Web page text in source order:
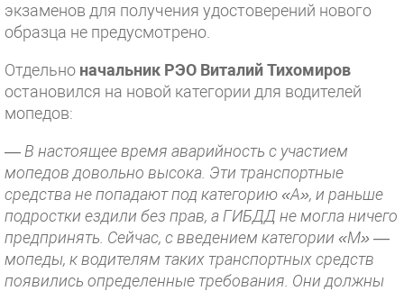
экзаменов для получения удостоверений нового
образца не предусмотрено.
Отдельно начальник РЭО Виталий Тихомиров
остановился на новой категории для водителей
мопедов:
— В настоящее время аварийность с участием
мопедов довольно высока. Эти транспортные
средства не попадают под категорию «А», и раньше
подростки ездили без прав, а ГИБДД не могла ничего
предпринять. Сейчас, с введением категории «М» —
мопеды, к водителям таких транспортных средств
появились определенные требования. Они должны